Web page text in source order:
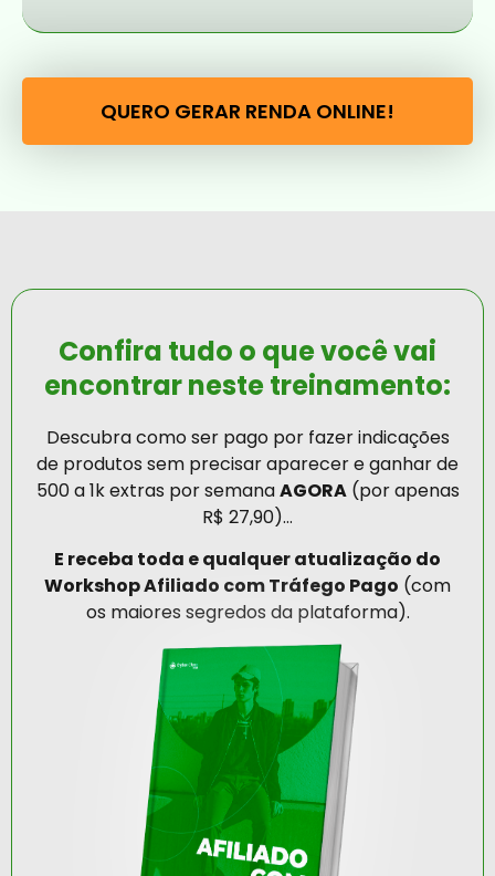
QUERO GERAR RENDA ONLINE!
Confira tudo o que você vai
encontrar neste treinamento:
Descubra como ser pago por fazer indicações
de produtos sem precisar aparecer e ganhar de
500 a 1k extras por semanaAGORA(por apenas
R$ 27,90)…
E receba toda e qualquer atualização do
Workshop Afiliado com Tráfego Pago (com
os maiores segredos da plataforma).